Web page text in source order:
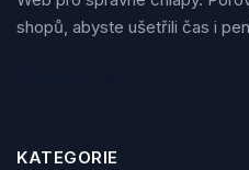
shopů, abyste ušetřili čas i
KATEGORIE